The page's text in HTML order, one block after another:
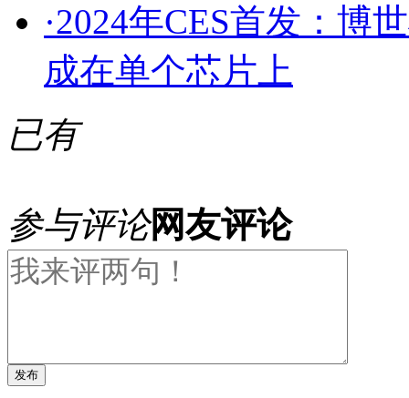
·2024年CES首发：博
成在单个芯片上
已有
参与评论网友评论